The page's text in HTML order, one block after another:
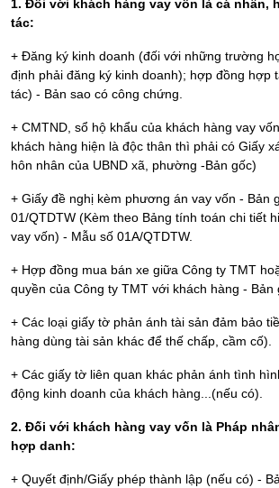
1. Đối với khách hàng vay vốn là cá nhân,
tác:
+ Đăng ký kinh doanh (đối với những trường
định phải đăng ký kinh doanh); hợp đồng hợp
tác) - Bản sao có công chứng.
+ CMTND, sổ hộ khẩu của khách hàng vay
khách hàng hiện là độc thân thì phải có Giấy
hôn nhân của UBND xã, phường -Bản gốc)
+ Giấy đề nghị kèm phương án vay vốn - Bản
01/QTDTW (Kèm theo Bảng tính toán chi tiết
vay vốn) - Mẫu số 01A/QTDTW.
+ Hợp đồng mua bán xe giữa Công ty TMT
quyền của Công ty TMT với khách hàng - Bản
+ Các loại giấy tờ phản ánh tài sản đảm bảo
hàng dùng tài sản khác để thế chấp, cầm cố).
+ Các giấy tờ liên quan khác phản ánh tình
động kinh doanh của khách hàng...(nếu có).
2. Đối với khách hàng vay vốn là Pháp
hợp danh:
+ Quyết định/Giấy phép thành lập (nếu có) -